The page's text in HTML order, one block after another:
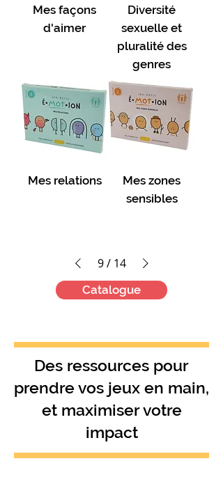
Mes façons
d'aimer
Diversité
sexuelle et
pluralité des
genres
Mes relations
Mes zones
sensibles
9 / 14
Catalogue
Des ressources pour
prendre vos jeux en main,
et maximiser votre
impact